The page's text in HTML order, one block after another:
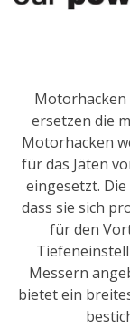
Motorhacken
ersetzen die
Motorhacken
für das Jäten
eingesetzt.
dass sie sich
für den
Messern
bietet ein